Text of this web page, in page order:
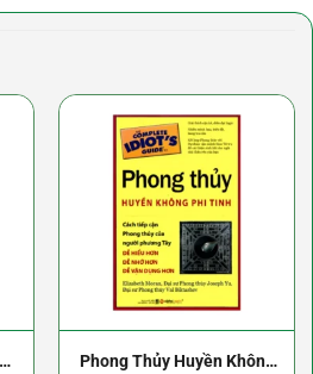
Phong Thủy Huyền Không